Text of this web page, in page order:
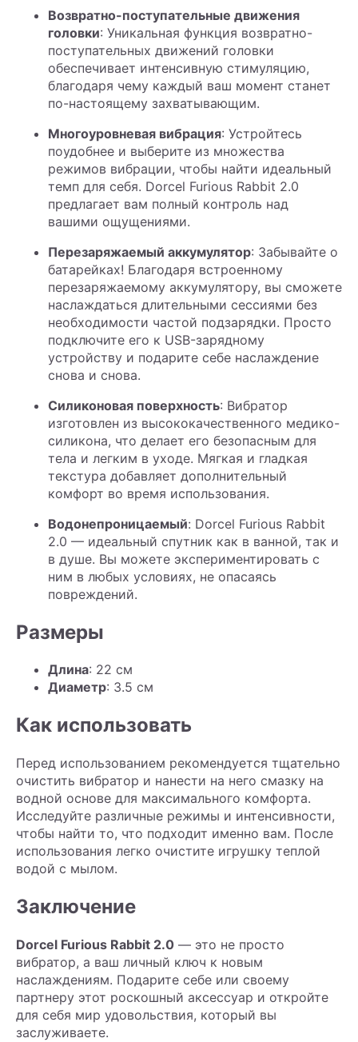
Возвратно-поступательные движения
головки: Уникальная функция возвратно-
поступательных движений головки
обеспечивает интенсивную стимуляцию,
благодаря чему каждый ваш момент станет
по-настоящему захватывающим.
Многоуровневая вибрация: Устройтесь
поудобнее и выберите из множества
режимов вибрации, чтобы найти идеальный
темп для себя. Dorcel Furious Rabbit 2.0
предлагает вам полный контроль над
вашими ощущениями.
Перезаряжаемый аккумулятор: Забывайте о
батарейках! Благодаря встроенному
перезаряжаемому аккумулятору, вы сможете
наслаждаться длительными сессиями без
необходимости частой подзарядки. Просто
подключите его к USB-зарядному
устройству и подарите себе наслаждение
снова и снова.
Силиконовая поверхность: Вибратор
изготовлен из высококачественного медико-
силикона, что делает его безопасным для
тела и легким в уходе. Мягкая и гладкая
текстура добавляет дополнительный
комфорт во время использования.
Водонепроницаемый: Dorcel Furious Rabbit
2.0 — идеальный спутник как в ванной, так и
в душе. Вы можете экспериментировать с
ним в любых условиях, не опасаясь
повреждений.
Размеры
Длина: 22 см
Диаметр: 3.5 см
Как использовать
Перед использованием рекомендуется тщательно
очистить вибратор и нанести на него смазку на
водной основе для максимального комфорта.
Исследуйте различные режимы и интенсивности,
чтобы найти то, что подходит именно вам. После
использования легко очистите игрушку теплой
водой с мылом.
Заключение
Dorcel Furious Rabbit 2.0 — это не просто
вибратор, а ваш личный ключ к новым
наслаждениям. Подарите себе или своему
партнеру этот роскошный аксессуар и откройте
для себя мир удовольствия, который вы
заслуживаете.